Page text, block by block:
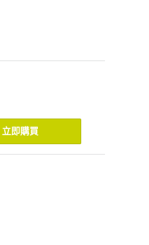
立即購買